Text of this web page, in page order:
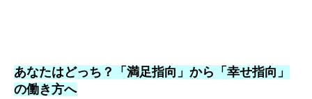
あなたはどっち？「満足指向」から「幸せ指向」
の働き方へ